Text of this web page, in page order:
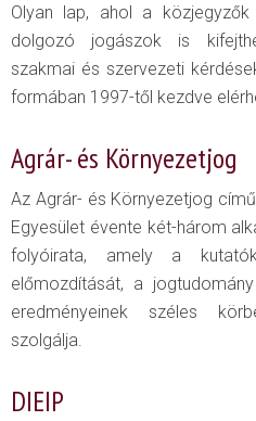
Olyan lap, ahol a
dolgozó jogászok is
szakmai és szervezeti
formában 1997-től kezdve
Agrár- és Környezetjog
Az Agrár- és Környezetjog
Egyesület évente két-három
folyóirata, amely a
előmozdítását, a
eredményeinek széles
szolgálja.
DIEIP